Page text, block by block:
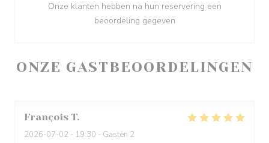
ONZE GASTBEOORDELINGEN
François T
2026-07-02 - 19:30 - Gasten 2
Onze klanten hebben na hun reservering een
beoordeling gegeven